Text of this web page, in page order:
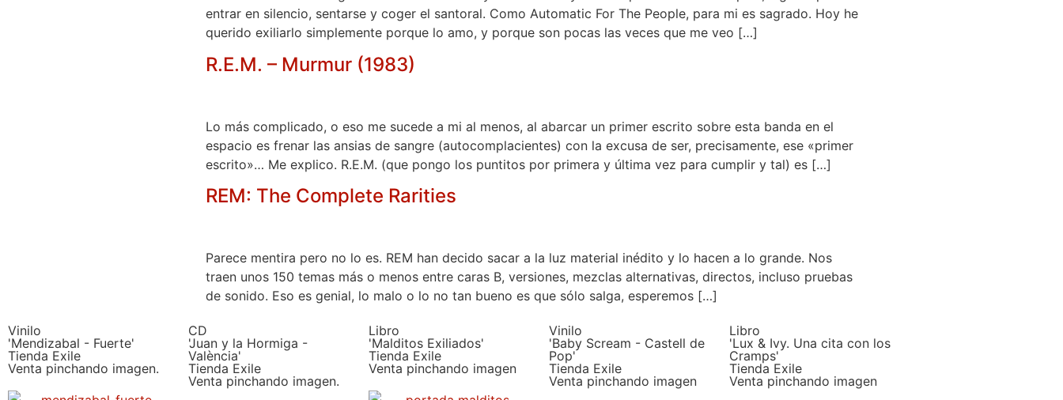
entrar en silencio, sentarse y coger el santoral. Como Automatic For The People, para mi es sagrado. Hoy he
querido exiliarlo simplemente porque lo amo, y porque son pocas las veces que me veo […]
R.E.M. – Murmur (1983)
Lo más complicado, o eso me sucede a mi al menos, al abarcar un primer escrito sobre esta banda en el
espacio es frenar las ansias de sangre (autocomplacientes) con la excusa de ser, precisamente, ese «primer
escrito»… Me explico. R.E.M. (que pongo los puntitos por primera y última vez para cumplir y tal) es […]
REM: The Complete Rarities
Parece mentira pero no lo es. REM han decido sacar a la luz material inédito y lo hacen a lo grande. Nos
traen unos 150 temas más o menos entre caras B, versiones, mezclas alternativas, directos, incluso pruebas
de sonido. Eso es genial, lo malo o lo no tan bueno es que sólo salga, esperemos […]
Vinilo
'Mendizabal - Fuerte'
Tienda Exile
Venta pinchando imagen.
CD
'Juan y la Hormiga -
València'
Tienda Exile
Venta pinchando imagen.
Libro
'Malditos Exiliados'
Tienda Exile
Venta pinchando imagen
Vinilo
'Baby Scream - Castell de
Pop'
Tienda Exile
Venta pinchando imagen
Libro
'Lux & Ivy. Una cita con los
Cramps'
Tienda Exile
Venta pinchando imagen